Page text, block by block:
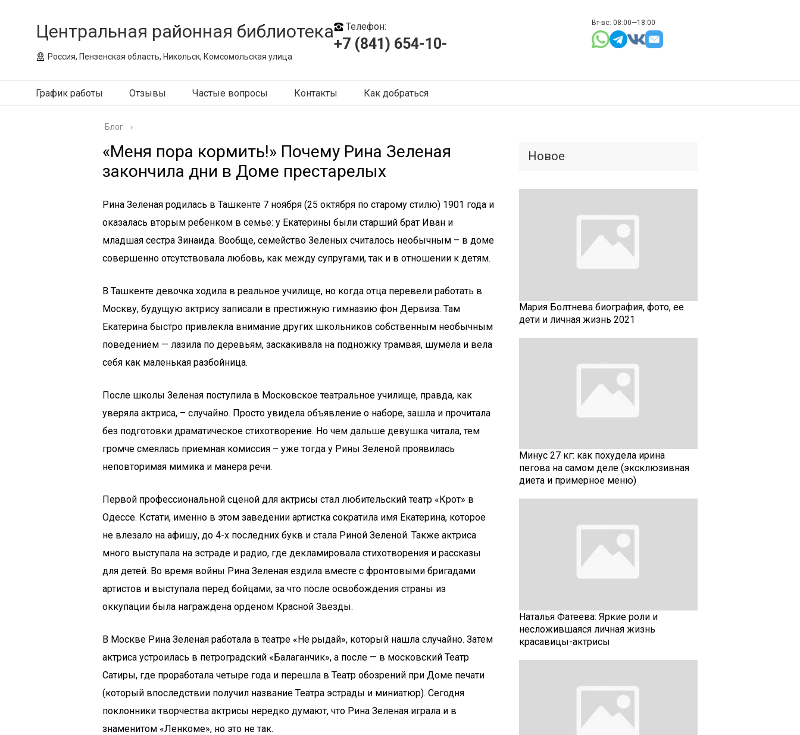
Центральная районная библиотека
Россия, Пензенская область, Никольск, Комсомольская улица
Телефон:
+7 (841) 654-10-
Вт-вс: 08:00—18:00
График работы Отзывы Частые вопросы Контакты Как добраться
Блог ›
«Меня пора кормить!» Почему Рина Зеленая
закончила дни в Доме престарелых
Рина Зеленая родилась в Ташкенте 7 ноября (25 октября по старому стилю) 1901 года и
оказалась вторым ребенком в семье: у Екатерины были старший брат Иван и
младшая сестра Зинаида. Вообще, семейство Зеленых считалось необычным – в доме
совершенно отсутствовала любовь, как между супругами, так и в отношении к детям.
В Ташкенте девочка ходила в реальное училище, но когда отца перевели работать в
Москву, будущую актрису записали в престижную гимназию фон Дервиза. Там
Екатерина быстро привлекла внимание других школьников собственным необычным
поведением — лазила по деревьям, заскакивала на подножку трамвая, шумела и вела
себя как маленькая разбойница.
После школы Зеленая поступила в Московское театральное училище, правда, как
уверяла актриса, – случайно. Просто увидела объявление о наборе, зашла и прочитала
без подготовки драматическое стихотворение. Но чем дальше девушка читала, тем
громче смеялась приемная комиссия – уже тогда у Рины Зеленой проявилась
неповторимая мимика и манера речи.
Первой профессиональной сценой для актрисы стал любительский театр «Крот» в
Одессе. Кстати, именно в этом заведении артистка сократила имя Екатерина, которое
не влезало на афишу, до 4-х последних букв и стала Риной Зеленой. Также актриса
много выступала на эстраде и радио, где декламировала стихотворения и рассказы
для детей. Во время войны Рина Зеленая ездила вместе с фронтовыми бригадами
артистов и выступала перед бойцами, за что после освобождения страны из
оккупации была награждена орденом Красной Звезды.
В Москве Рина Зеленая работала в театре «Не рыдай», который нашла случайно. Затем
актриса устроилась в петроградский «Балаганчик», а после — в московский Театр
Сатиры, где проработала четыре года и перешла в Театр обозрений при Доме печати
(который впоследствии получил название Театра эстрады и миниатюр). Сегодня
поклонники творчества актрисы нередко думают, что Рина Зеленая играла и в
знаменитом «Ленкоме», но это не так.
Новое
Мария Болтнева биография, фото, ее
дети и личная жизнь 2021
Минус 27 кг: как похудела ирина
пегова на самом деле (эксклюзивная
диета и примерное меню)
Наталья Фатеева: Яркие роли и
несложившаяся личная жизнь
красавицы-актрисы